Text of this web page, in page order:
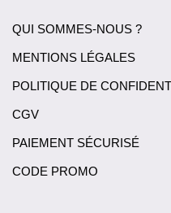
QUI SOMMES-NOUS ?
MENTIONS LÉGALES
POLITIQUE DE
CGV
PAIEMENT SÉCURISÉ
CODE PROMO